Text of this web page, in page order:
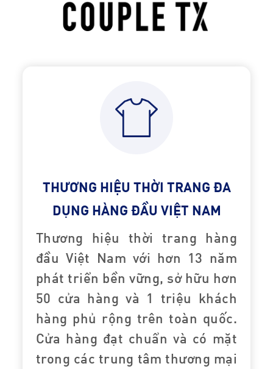
THƯƠNG HIỆU THỜI TRANG ĐA
DỤNG HÀNG ĐẦU VIỆT NAM
Thương hiệu thời trang hàng
đầu Việt Nam với hơn 13 năm
phát triển bền vững, sở hữu hơn
50 cửa hàng và 1 triệu khách
hàng phủ rộng trên toàn quốc.
Cửa hàng đạt chuẩn và có mặt
trong các trung tâm thương mại